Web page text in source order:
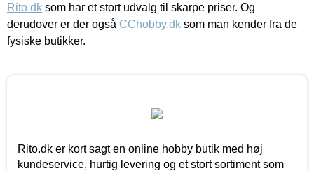
Rito.dk som har et stort udvalg til skarpe priser. Og
derudover er der også CChobby.dk som man kender fra de
fysiske butikker.
Rito.dk er kort sagt en online hobby butik med høj
kundeservice, hurtig levering og et stort sortiment som